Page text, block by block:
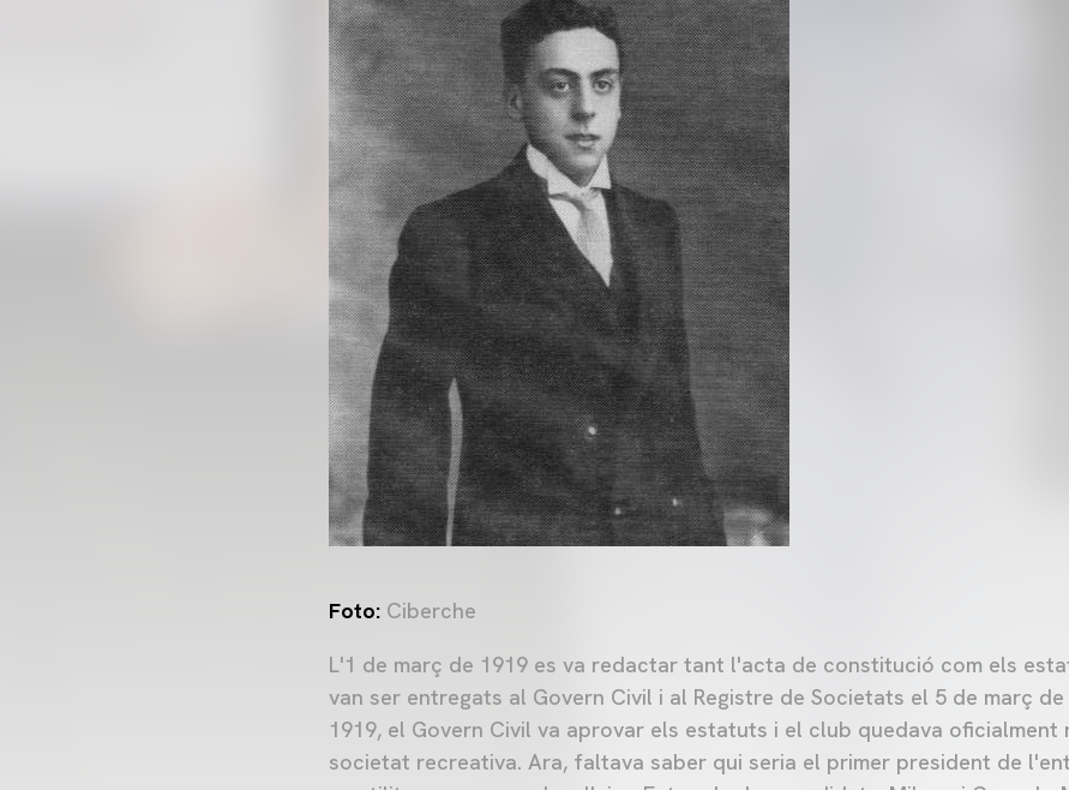
Foto: Ciberche
L'1 de març de 1919 es va redactar tant l'acta de constitució com els
van ser entregats al Govern Civil i al Registre de Societats el 5 de març
1919, el Govern Civil va aprovar els estatuts i el club quedava oficialment
societat recreativa. Ara, faltava saber qui seria el primer president de